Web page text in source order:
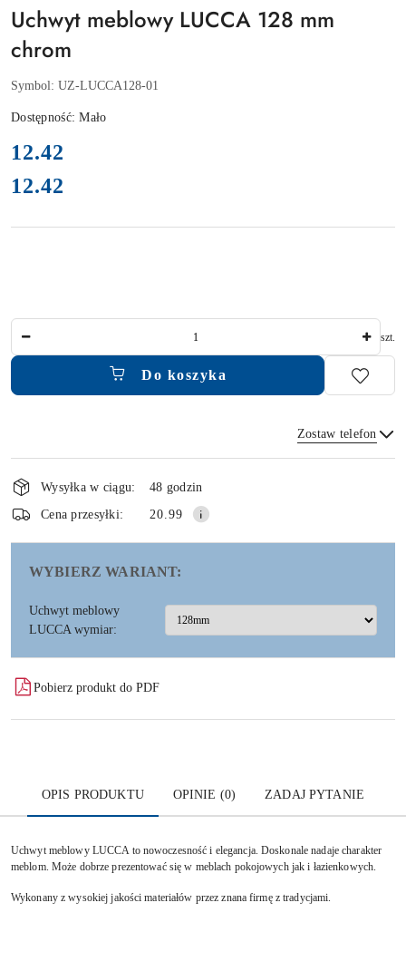
Uchwyt meblowy LUCCA 128 mm
chrom
Symbol: UZ-LUCCA128-01
Dostępność:Mało
cena:
12.42
Cena:
12.42
szt.
Do koszyka
Zostaw telefon
Wyślij
Dostępność
i
dostawa
Wysyłka w ciągu:
48 godzin
Cena przesyłki:
20.99
WYBIERZ WARIANT:
Uchwyt meblowy
LUCCA wymiar:
Pobierz produkt do PDF
OPIS PRODUKTU OPINIE (0) ZADAJ PYTANIE
Uchwyt meblowy LUCCA to nowoczesność i elegancja. Doskonale nadaje charakter
meblom. Może dobrze prezentować się w meblach pokojowych jak i łazienkowych.
Wykonany z wysokiej jakości materiałów przez znana firmę z tradycjami.